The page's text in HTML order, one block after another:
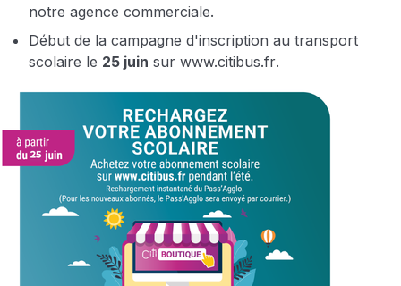
notre agence commerciale.
Début de la campagne d'inscription au transport
scolaire le 25 juin sur www.citibus.fr.